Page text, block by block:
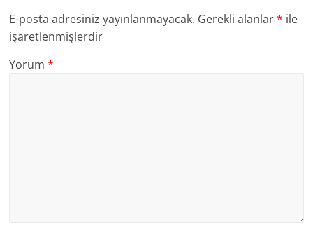
E-posta adresiniz yayınlanmayacak. Gerekli alanlar* ile
işaretlenmişlerdir
Yorum*